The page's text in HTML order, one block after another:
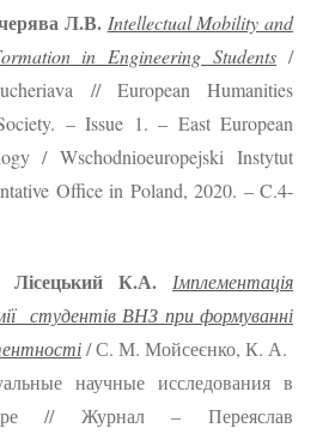
Л.В. Intellectual Mobility and
in Engineering Students /
// European Humanities
– Issue 1. – East European
/ Wschodniоeuropejski Instytut
Office in Poland, 2020. – C.4-
К.А.
Імплементація
студентів ВНЗ при формуванні
/ С. М. Мойсеєнко, К. А.
научные исследования в
// Журнал – Переяслав